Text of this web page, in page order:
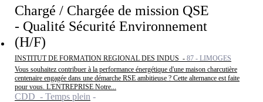
Chargé / Chargée de mission QSE
- Qualité Sécurité Environnement
(H/F)
INSTITUT DE FORMATION REGIONAL DES INDUS - 87 - LIMOGES
Vous souhaitez contribuer à la performance énergétique d'une maison charcutière
centenaire engagée dans une démarche RSE ambitieuse ? Cette alternance est faite
pour vous. L'ENTREPRISE Notre...
CDD - Temps plein